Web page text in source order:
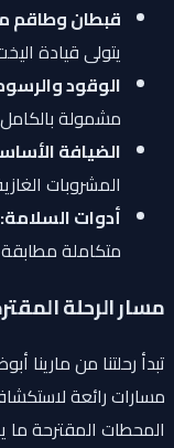
قبطان وطاقم
يتولى قيادة
الوقود
مشمولة
الضيافة
المشروبات
أدوات السلامة:
متكاملة مطابقة
مسار الرحلة
تبدأ رحلتنا من مارينا
مسارات رائعة
المحطات المقترحة ما